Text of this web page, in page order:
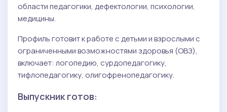
области педагогики, дефектологии, психологии,
медицины.
Профиль готовит к работе с детьми и взрослыми с
ограниченными возможностями здоровья (ОВЗ),
включает: логопедию, сурдопедагогику,
тифлопедагогику, олигофренопедагогику.
Выпускник готов: